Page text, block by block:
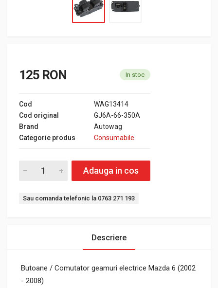
125 RON In stoc
Cod
WAG13414
Cod original
GJ6A-66-350A
Brand
Autowag
Categorie produs
Consumabile
Adauga in cos
Sau comanda telefonic la 0763 271 193
Descriere
Butoane / Comutator geamuri electrice Mazda 6 (2002
- 2008)